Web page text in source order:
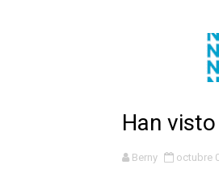
Han
Berny octubre